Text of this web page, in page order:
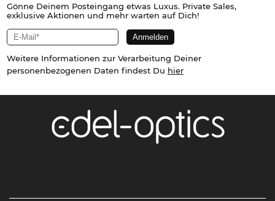
Gönne Deinem Posteingang etwas Luxus. Private Sales,
exklusive Aktionen und mehr warten auf Dich!
Weitere Informationen zur Verarbeitung Deiner
personenbezogenen Daten findest Du hier